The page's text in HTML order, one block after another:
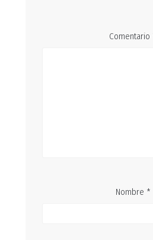
Comentario
Nombre *